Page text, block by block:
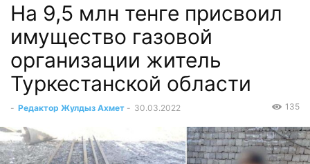
На 9,5 млн тенге присвоил
имущество газовой
организации житель
Туркестанской области
- Редактор Жулдыз Ахмет - 30.03.2022 135